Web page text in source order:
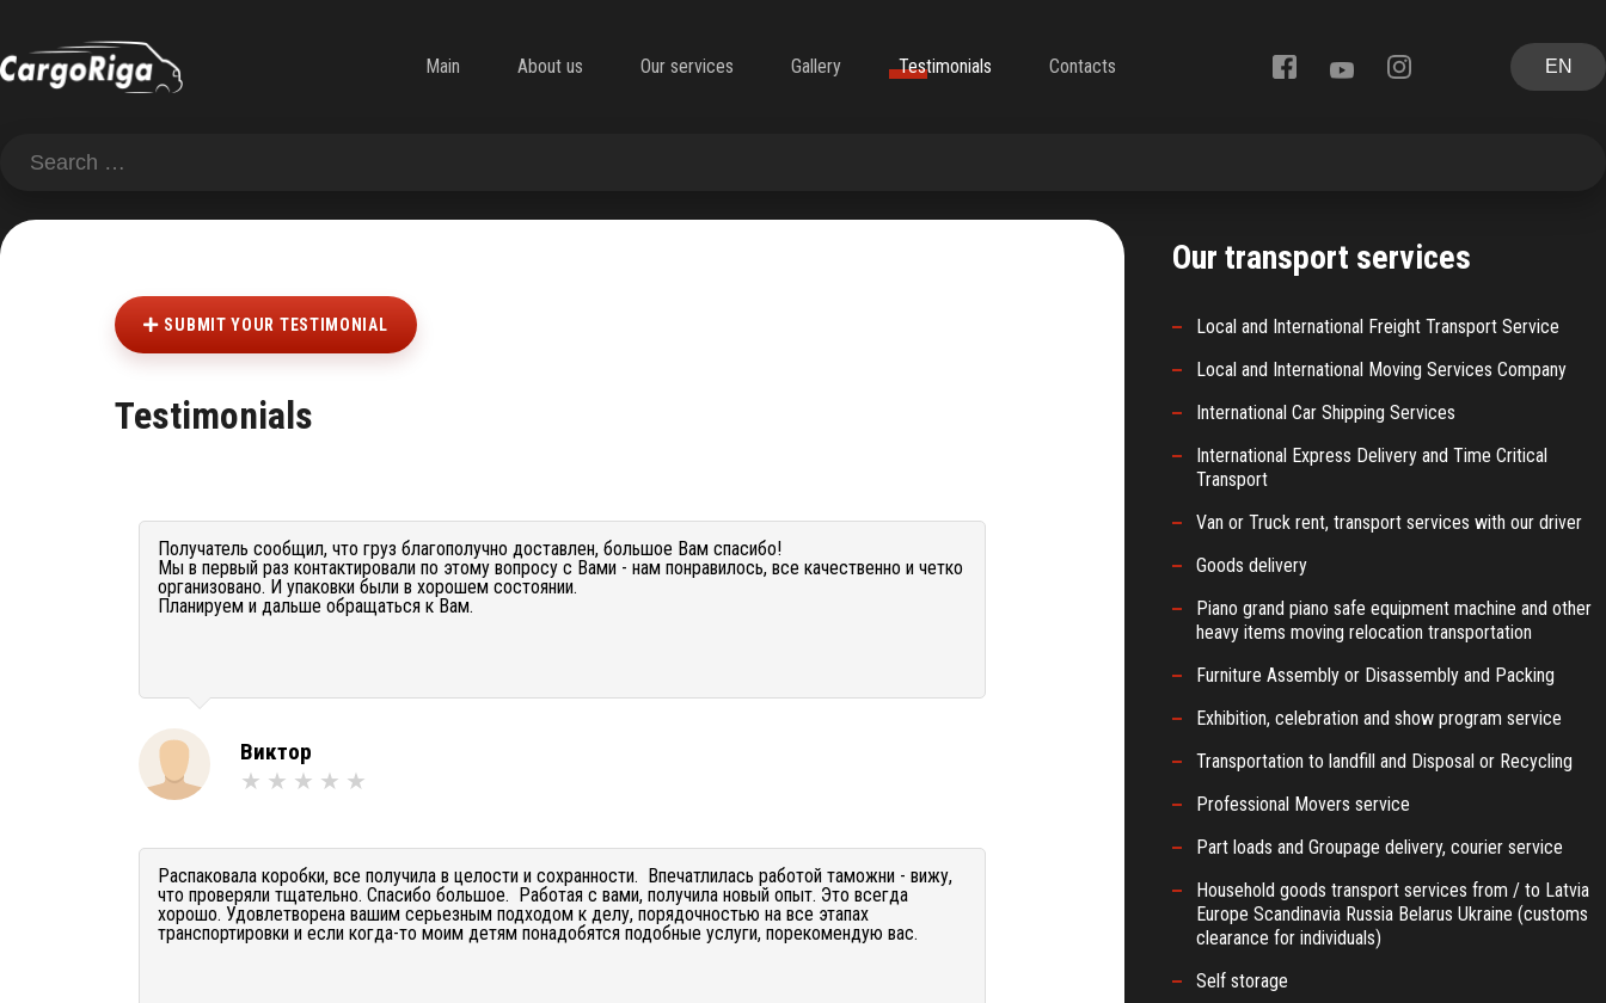
Main About us Our services Gallery Testimonials Contacts EN
SUBMIT YOUR TESTIMONIAL
Testimonials
Получатель сообщил, что груз благополучно доставлен, большое Вам спасибо!
Мы в первый раз контактировали по этому вопросу с Вами - нам понравилось, все качественно и четко
организовано. И упаковки были в хорошем состоянии.
Планируем и дальше обращаться к Вам.
Виктор
Распаковала коробки, все получила в целости и сохранности. Впечатлилась работой таможни - вижу,
что проверяли тщательно. Спасибо большое. Работая с вами, получила новый опыт. Это всегда
хорошо. Удовлетворена вашим серьезным подходом к делу, порядочностью на все этапах
транспортировки и если когда-то моим детям понадобятся подобные услуги, порекомендую вас.
Our transport services
Local and International Freight Transport Service
Local and International Moving Services Company
International Car Shipping Services
International Express Delivery and Time Critical
Transport
Van or Truck rent, transport services with our driver
Goods delivery
Piano grand piano safe equipment machine and other
heavy items moving relocation transportation
Furniture Assembly or Disassembly and Packing
Exhibition, celebration and show program service
Transportation to landfill and Disposal or Recycling
Professional Movers service
Part loads and Groupage delivery, courier service
Household goods transport services from / to Latvia
Europe Scandinavia Russia Belarus Ukraine (customs
clearance for individuals)
Self storage